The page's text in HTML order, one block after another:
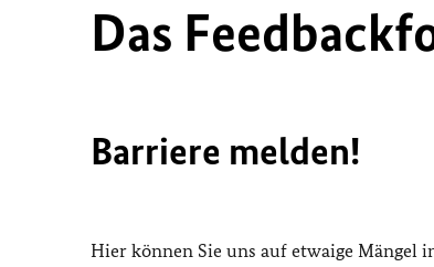
Das
Barriere melden!
Hier können Sie uns auf etwaige Mängel